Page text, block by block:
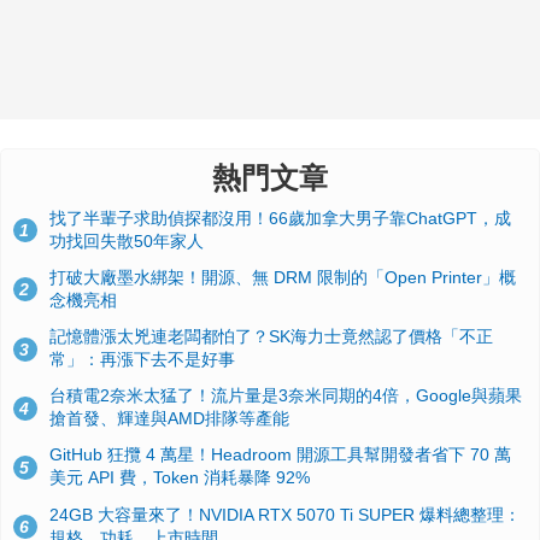
熱門文章
1
找了半輩子求助偵探都沒用！66歲加拿大男子靠ChatGPT，成
功找回失散50年家人
2
打破大廠墨水綁架！開源、無 DRM 限制的「Open Printer」概
念機亮相
3
記憶體漲太兇連老闆都怕了？SK海力士竟然認了價格「不正
常」：再漲下去不是好事
4
台積電2奈米太猛了！流片量是3奈米同期的4倍，Google與蘋果
搶首發、輝達與AMD排隊等產能
5
GitHub 狂攬 4 萬星！Headroom 開源工具幫開發者省下 70 萬
美元 API 費，Token 消耗暴降 92%
6
24GB 大容量來了！NVIDIA RTX 5070 Ti SUPER 爆料總整理：